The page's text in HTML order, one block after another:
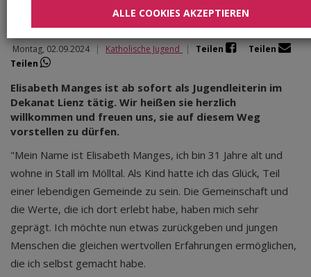
Montag, 02.09.2024 | Katholische Jugend | Teilen
Teilen
Teilen
Elisabeth Manges ist ab sofort als Jugendleiterin im
Dekanat Lienz tätig. Wir heißen sie herzlich
willkommen und freuen uns, sie auf diesem Weg
vorstellen zu dürfen.
"Mein Name ist Elisabeth Manges, ich bin 31 Jahre alt und
wohne in Stall im Mölltal. Als Kind hatte ich das Glück, Teil
einer lebendigen Gemeinde zu sein. Die Gemeinschaft und
die Werte, die ich dort erlebt habe, haben mich sehr
geprägt. Ich möchte nun etwas zurückgeben und jungen
Menschen die gleichen wertvollen Erfahrungen ermöglichen,
die ich selbst gemacht habe.
ALLE COOKIES AKZEPTIEREN